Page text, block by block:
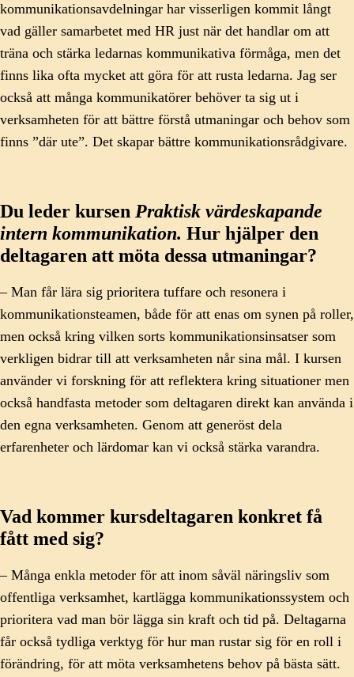
kommunikationsavdelningar har visserligen kommit långt
vad gäller samarbetet med HR just när det handlar om att
träna och stärka ledarnas kommunikativa förmåga, men det
finns lika ofta mycket att göra för att rusta ledarna. Jag ser
också att många kommunikatörer behöver ta sig ut i
verksamheten för att bättre förstå utmaningar och behov som
finns ”där ute”. Det skapar bättre kommunikationsrådgivare.
Du leder kursen Praktisk värdeskapande
intern kommunikation. Hur hjälper den
deltagaren att möta dessa utmaningar?
– Man får lära sig prioritera tuffare och resonera i
kommunikationsteamen, både för att enas om synen på roller,
men också kring vilken sorts kommunikationsinsatser som
verkligen bidrar till att verksamheten når sina mål. I kursen
använder vi forskning för att reflektera kring situationer men
också handfasta metoder som deltagaren direkt kan använda i
den egna verksamheten. Genom att generöst dela
erfarenheter och lärdomar kan vi också stärka varandra.
Vad kommer kursdeltagaren konkret få
fått med sig?
– Många enkla metoder för att inom såväl näringsliv som
offentliga verksamhet, kartlägga kommunikationssystem och
prioritera vad man bör lägga sin kraft och tid på. Deltagarna
får också tydliga verktyg för hur man rustar sig för en roll i
förändring, för att möta verksamhetens behov på bästa sätt.